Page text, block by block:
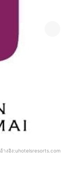
อ้างอิง:uhotelsresorts.com